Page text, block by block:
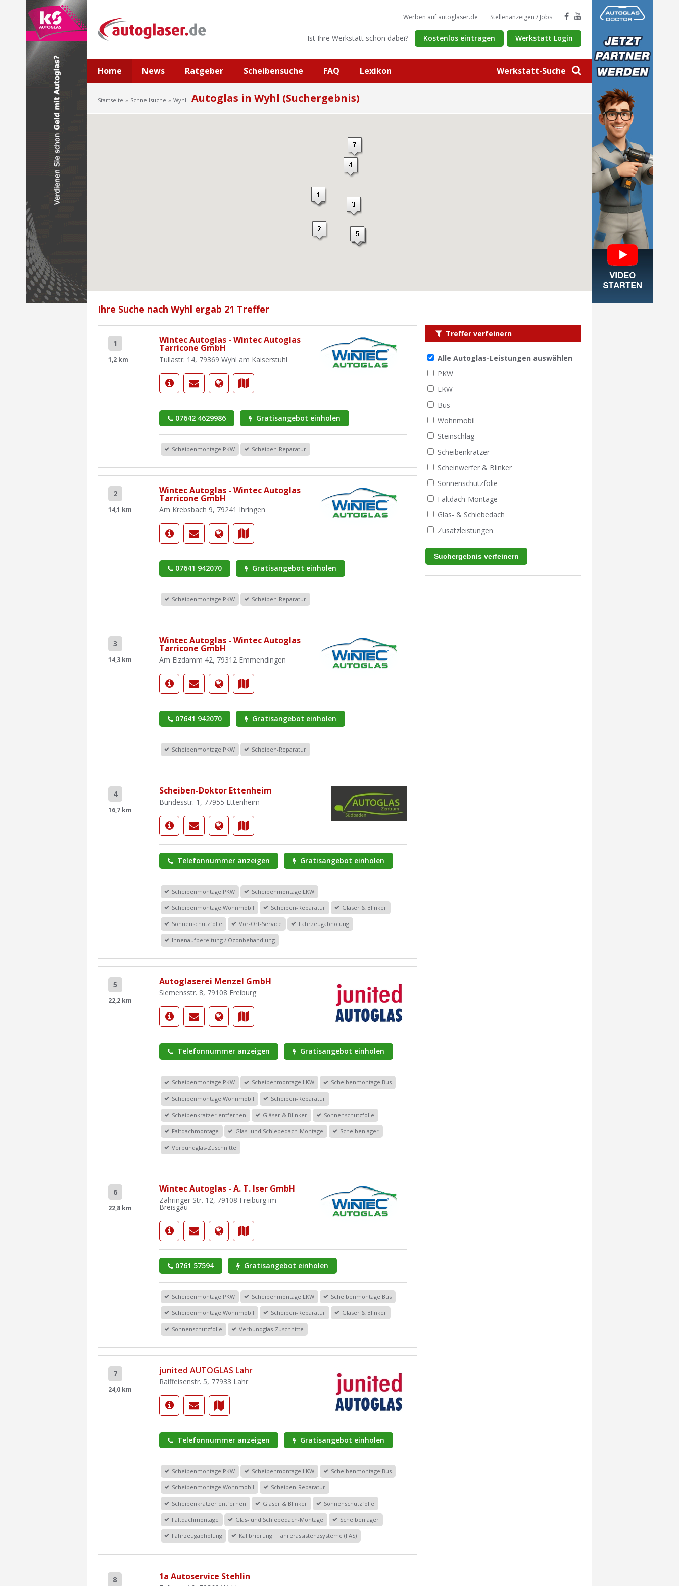
Werkstatt-Suche
Werben auf autoglaser.de Stellenanzeigen / Jobs
Ist Ihre Werkstatt schon dabei? Kostenlos eintragen Werkstatt Login
Home News Ratgeber Scheibensuche FAQ Lexikon
Startseite Schnellsuche Wyhl Autoglas in Wyhl (Suchergebnis)
Ihre Suche nach Wyhl ergab 21 Treffer
1
1,2 km
Wintec Autoglas - Wintec Autoglas
Tarricone GmbH
Tullastr. 14, 79369 Wyhl am Kaiserstuhl
07642 4629986 Gratisangebot einholen
Scheibenmontage PKW Scheiben-Reparatur
2
14,1 km
Wintec Autoglas - Wintec Autoglas
Tarricone GmbH
Am Krebsbach 9, 79241 Ihringen
07641 942070 Gratisangebot einholen
Scheibenmontage PKW Scheiben-Reparatur
3
14,3 km
Wintec Autoglas - Wintec Autoglas
Tarricone GmbH
Am Elzdamm 42, 79312 Emmendingen
07641 942070 Gratisangebot einholen
Scheibenmontage PKW Scheiben-Reparatur
4
16,7 km
Scheiben-Doktor Ettenheim
Bundesstr. 1, 77955 Ettenheim
Telefonnummer anzeigen Gratisangebot einholen
Scheibenmontage PKW Scheibenmontage LKW
Scheibenmontage Wohnmobil Scheiben-Reparatur Gläser & Blinker
Sonnenschutzfolie Vor-Ort-Service Fahrzeugabholung
Innenaufbereitung / Ozonbehandlung
5
22,2 km
Autoglaserei Menzel GmbH
Siemensstr. 8, 79108 Freiburg
Telefonnummer anzeigen Gratisangebot einholen
Scheibenmontage PKW Scheibenmontage LKW Scheibenmontage Bus
Scheibenmontage Wohnmobil Scheiben-Reparatur
Scheibenkratzer entfernen Gläser & Blinker Sonnenschutzfolie
Faltdachmontage Glas- und Schiebedach-Montage Scheibenlager
Verbundglas-Zuschnitte
6
22,8 km
Wintec Autoglas - A. T. Iser GmbH
Zähringer Str. 12, 79108 Freiburg im
Breisgau
0761 57594 Gratisangebot einholen
Scheibenmontage PKW Scheibenmontage LKW Scheibenmontage Bus
Scheibenmontage Wohnmobil Scheiben-Reparatur Gläser & Blinker
Sonnenschutzfolie Verbundglas-Zuschnitte
7
24,0 km
junited AUTOGLAS Lahr
Raiffeisenstr. 5, 77933 Lahr
Telefonnummer anzeigen Gratisangebot einholen
Scheibenmontage PKW Scheibenmontage LKW Scheibenmontage Bus
Scheibenmontage Wohnmobil Scheiben-Reparatur
Scheibenkratzer entfernen Gläser & Blinker Sonnenschutzfolie
Faltdachmontage Glas- und Schiebedach-Montage Scheibenlager
Fahrzeugabholung Kalibrierung Fahrerassistenzsysteme (FAS)
8 1a Autoservice Stehlin
Treffer verfeinern
Alle Autoglas-Leistungen auswählen
PKW
LKW
Bus
Wohnmobil
Steinschlag
Scheibenkratzer
Scheinwerfer & Blinker
Sonnenschutzfolie
Faltdach-Montage
Glas- & Schiebedach
Zusatzleistungen